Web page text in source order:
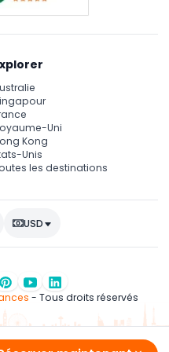
Uni
Kong
Unis
les destinations
USD
- Tous droits réservés